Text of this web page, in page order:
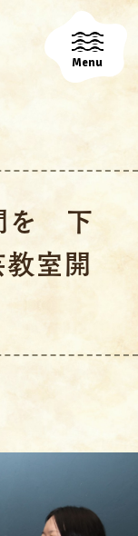
Menu
を 下
室開